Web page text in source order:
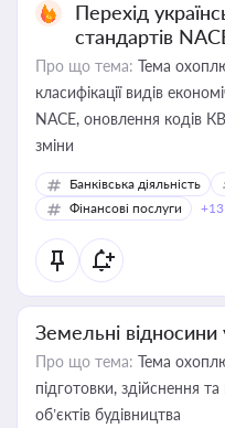
Перехід
стандартів
Про що тема: Тема
класифікації видів
NACE, оновлення кодів
зміни
Банківська діяльність
Фінансові послуги
+13
Земельні відносини
Про що тема: Тема
підготовки, здійснення
об’єктів будівництва